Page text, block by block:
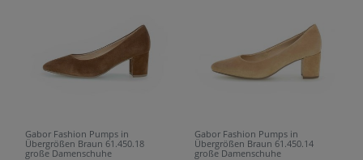
Gabor Fashion Pumps in
Übergrößen Braun 61.450.18
große Damenschuhe
Gabor Fashion Pumps in
Übergrößen Braun 61.450.14
große Damenschuhe